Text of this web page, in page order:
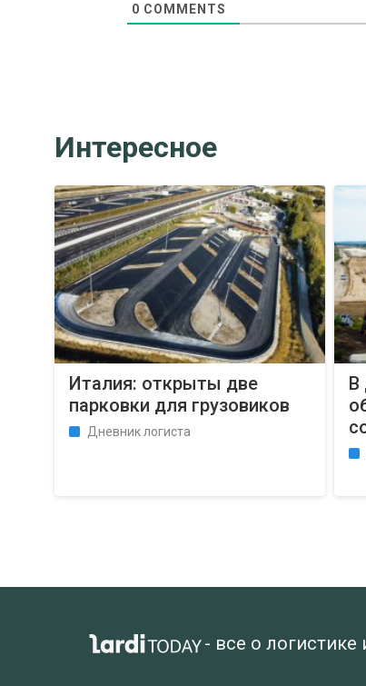
0 COMMENTS
Интересное
Италия: открыты две
парковки для грузовиков
Дневник логиста
В
- все о логистике